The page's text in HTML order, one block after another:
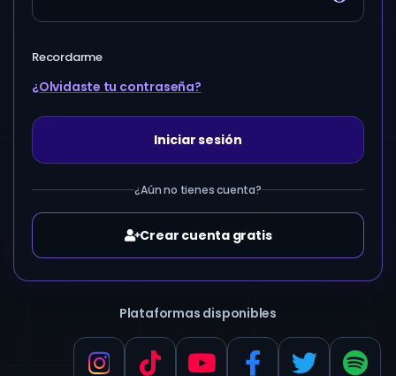
Recordarme
¿Olvidaste tu contraseña?
Iniciar sesión
¿Aún no tienes cuenta?
Crear cuenta gratis
Plataformas disponibles